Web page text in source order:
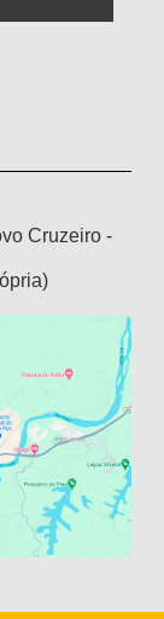
Cruzeiro -